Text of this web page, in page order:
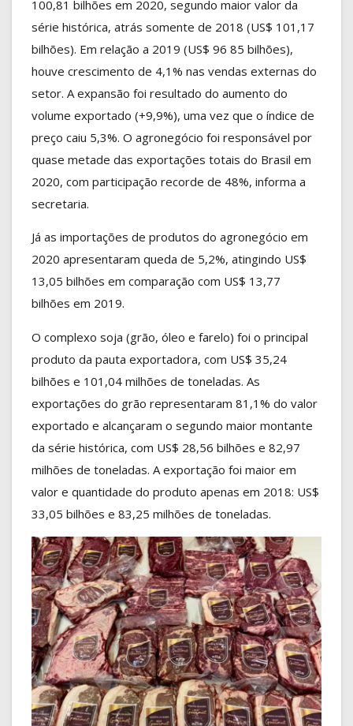
100,81 bilhões em 2020, segundo maior valor da
série histórica, atrás somente de 2018 (US$ 101,17
bilhões). Em relação a 2019 (US$ 96 85 bilhões),
houve crescimento de 4,1% nas vendas externas do
setor. A expansão foi resultado do aumento do
volume exportado (+9,9%), uma vez que o índice de
preço caiu 5,3%. O agronegócio foi responsável por
quase metade das exportações totais do Brasil em
2020, com participação recorde de 48%, informa a
secretaria.
Já as importações de produtos do agronegócio em
2020 apresentaram queda de 5,2%, atingindo US$
13,05 bilhões em comparação com US$ 13,77
bilhões em 2019.
O complexo soja (grão, óleo e farelo) foi o principal
produto da pauta exportadora, com US$ 35,24
bilhões e 101,04 milhões de toneladas. As
exportações do grão representaram 81,1% do valor
exportado e alcançaram o segundo maior montante
da série histórica, com US$ 28,56 bilhões e 82,97
milhões de toneladas. A exportação foi maior em
valor e quantidade do produto apenas em 2018: US$
33,05 bilhões e 83,25 milhões de toneladas.